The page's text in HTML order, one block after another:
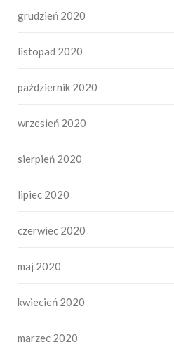
grudzień 2020
listopad 2020
październik 2020
wrzesień 2020
sierpień 2020
lipiec 2020
czerwiec 2020
maj 2020
kwiecień 2020
marzec 2020